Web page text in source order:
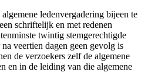
ledenvergadering bijeen te
schriftelijk en met redenen
twintig stemgerechtigde
veertien dagen geen gevolg is
de verzoekers zelf de algemene
en in de leiding van die algemene